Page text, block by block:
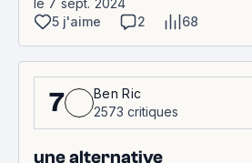
5 j'aime
2 68
7
Ben Ric
2573 critiques
une alternative